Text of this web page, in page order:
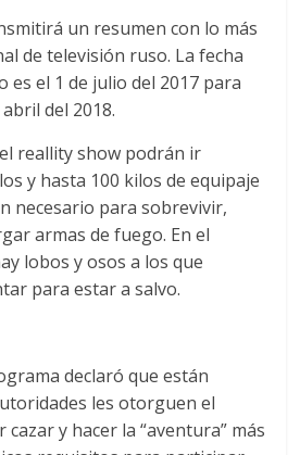
un resumen con lo más
de televisión ruso. La fecha
es el 1 de julio del 2017 para
del 2018.
reallity show podrán ir
y hasta 100 kilos de equipaje
necesario para sobrevivir,
armas de fuego. En el
lobos y osos a los que
para estar a salvo.
declaró que están
les otorguen el
y hacer la “aventura” más